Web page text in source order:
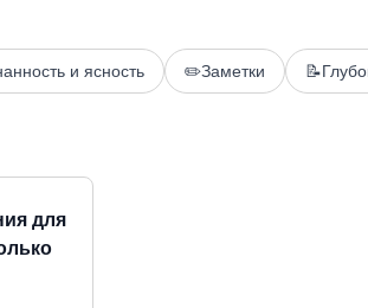
и ясность ✏️Заметки 📝
для